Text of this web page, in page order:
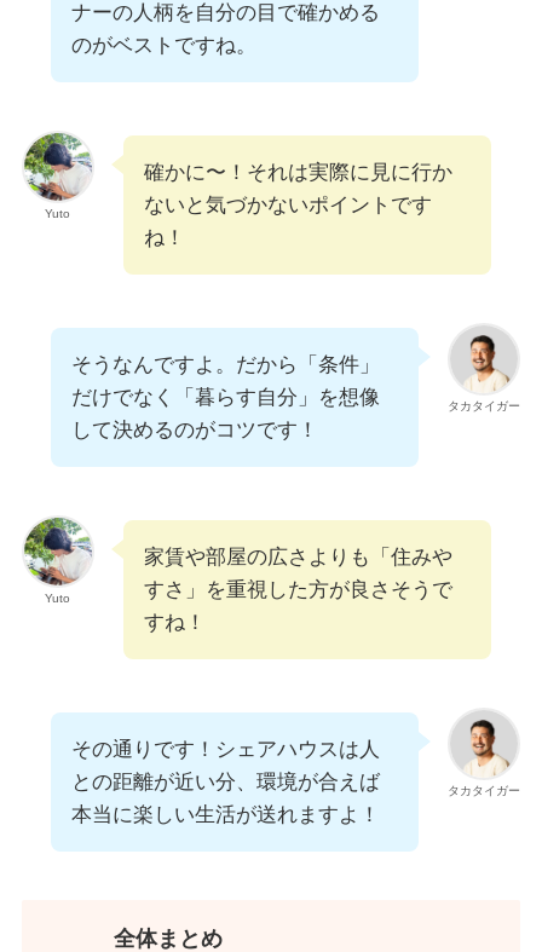
ナーの人柄を自分の目で確かめる
のがベストですね。
Yuto
確かに〜！それは実際に見に行か
ないと気づかないポイントです
ね！
タカタイガー
そうなんですよ。だから「条件」
だけでなく「暮らす自分」を想像
して決めるのがコツです！
Yuto
家賃や部屋の広さよりも「住みや
すさ」を重視した方が良さそうで
すね！
タカタイガー
その通りです！シェアハウスは人
との距離が近い分、環境が合えば
本当に楽しい生活が送れますよ！
全体まとめ